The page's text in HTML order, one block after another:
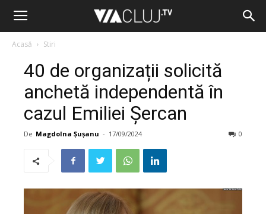
Acasă Stiri
40 de organizații solicită
anchetă independentă în
cazul Emiliei Șercan
De Magdolna Șușanu - 17/09/2024 0